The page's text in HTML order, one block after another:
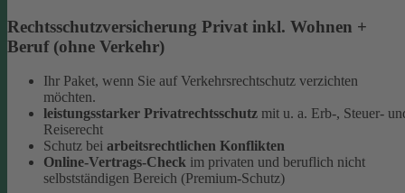
Rechtsschutzversicherung Privat inkl. Wohnen +
Beruf (ohne Verkehr)
Ihr Paket, wenn Sie auf Verkehrsrechtschutz verzichten
möchten.
leistungsstarker Privatrechtsschutz mit u. a. Erb-, Steuer-
Reiserecht
Schutz bei arbeitsrechtlichen Konflikten
Online-Vertrags-Check im privaten und beruflich nicht
selbstständigen Bereich (Premium-Schutz)